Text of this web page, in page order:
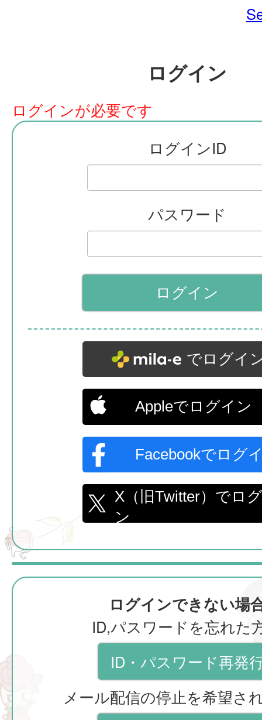
ログイン
ログインが必要です
ログインID
パスワード
でログイ
Appleでログイン
Facebookでログ
X（旧Twitter）でロ
ン
ログインできない場
ID,パスワードを忘れた
ID・パスワード再発
メール配信の停止を希望さ